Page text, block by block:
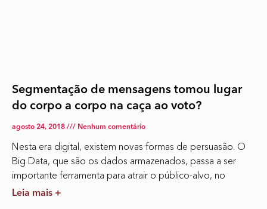
Segmentação de mensagens tomou lugar
do corpo a corpo na caça ao voto?
agosto 24, 2018 Nenhum comentário
Nesta era digital, existem novas formas de persuasão. O
Big Data, que são os dados armazenados, passa a ser
importante ferramenta para atrair o público-alvo, no
Leia mais +